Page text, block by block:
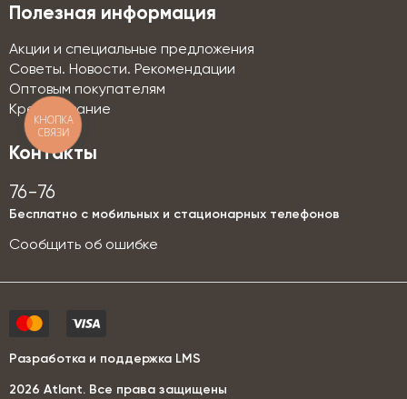
Полезная информация
Акции и специальные предложения
Советы. Новости. Рекомендации
Оптовым покупателям
Кредитование
Контакты
76-76
Бесплатно с мобильных и стационарных телефонов
Сообщить об ошибке
2026 Аtlant. Все права защищены
Разработка и поддержка LMS
КНОПКА
СВЯЗИ